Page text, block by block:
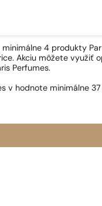
minimálne 4 produkty
Akciu môžete využiť
Perfumes.
v hodnote minimálne